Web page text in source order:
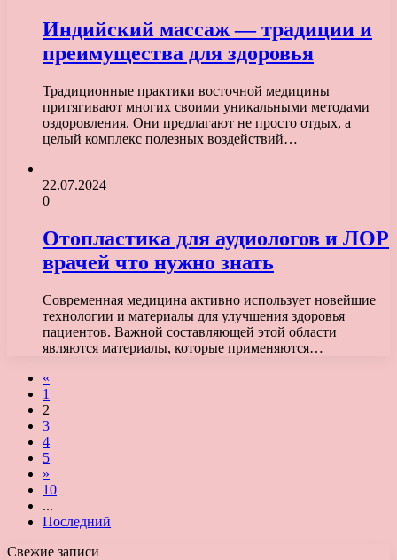
Индийский массаж — традиции и
преимущества для здоровья
Традиционные практики восточной медицины
притягивают многих своими уникальными методами
оздоровления. Они предлагают не просто отдых, а
целый комплекс полезных воздействий…
22.07.2024
0
Отопластика для аудиологов и ЛОР
врачей что нужно знать
Современная медицина активно использует новейшие
технологии и материалы для улучшения здоровья
пациентов. Важной составляющей этой области
являются материалы, которые применяются…
«
1
2
3
4
5
»
10
...
Последний
Свежие записи